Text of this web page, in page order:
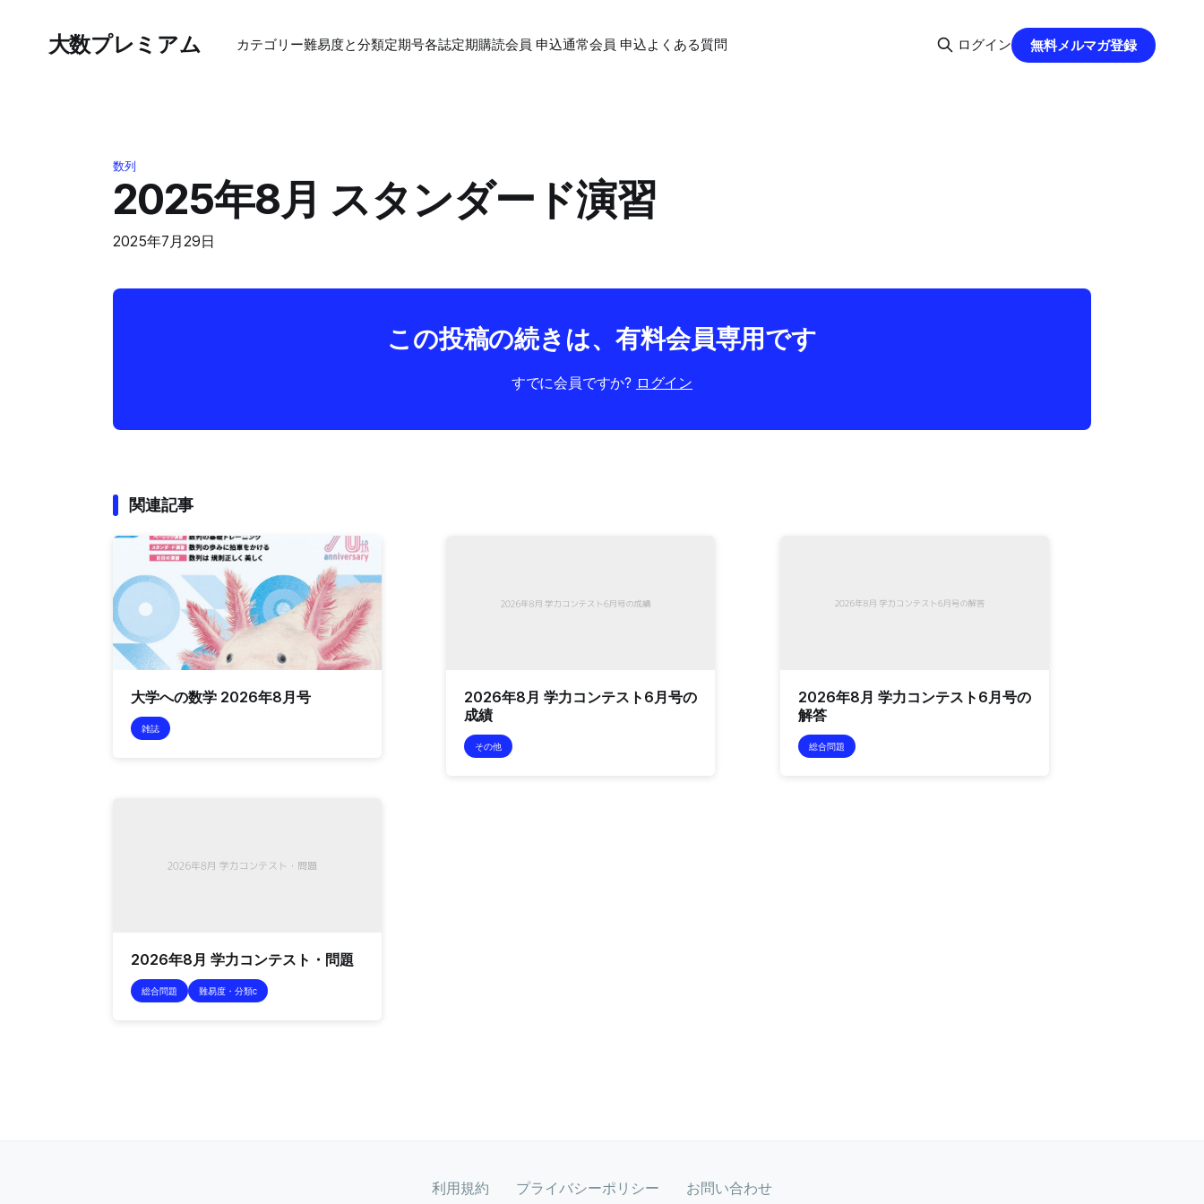
大数プレミアム カテゴリー難易度と分類定期号各誌定期購読会員 申込通常会員 申込よくある質問 ログイン 無料メルマガ登録
数列
2025年8月 スタンダード演習
2025年7月29日
この投稿の続きは、有料会員専用です
すでに会員ですか? ログイン
関連記事
大学への数学 2026年8月号
雑誌
2026年8月 学力コンテスト6月号の
成績
その他
2026年8月 学力コンテスト6月号の
解答
総合問題
2026年8月 学力コンテスト・問題
総合問題 難易度・分類c
利用規約 プライバシーポリシー お問い合わせ